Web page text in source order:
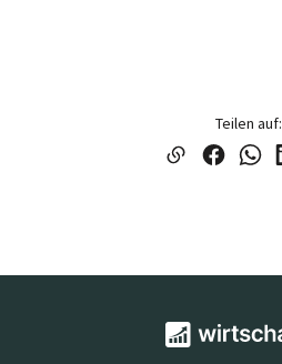
Teilen auf: